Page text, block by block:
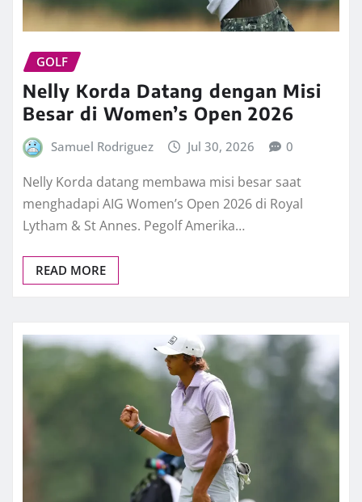
GOLF
Nelly Korda Datang dengan Misi
Besar di Women’s Open 2026
Samuel Rodriguez Jul 30, 2026 0
Nelly Korda datang membawa misi besar saat
menghadapi AIG Women’s Open 2026 di Royal
Lytham & St Annes. Pegolf Amerika…
READ MORE